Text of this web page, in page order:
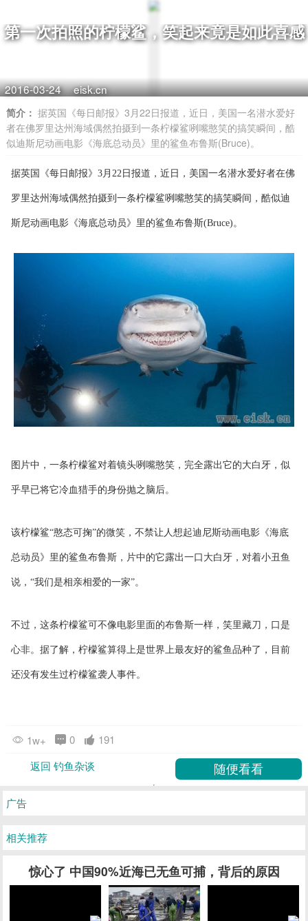
第一次拍照的柠檬鲨，笑起来竟是如此喜感
2016-03-24 eisk.cn
简介： 据英国《每日邮报》3月22日报道，近日，美国一名潜水爱好
者在佛罗里达州海域偶然拍摄到一条柠檬鲨咧嘴憨笑的搞笑瞬间，酷
似迪斯尼动画电影《海底总动员》里的鲨鱼布鲁斯(Bruce)。
据英国《每日邮报》3月22日报道，近日，美国一名潜水爱好者在佛
罗里达州海域偶然拍摄到一条柠檬鲨咧嘴憨笑的搞笑瞬间，酷似迪
斯尼动画电影《海底总动员》里的鲨鱼布鲁斯(Bruce)。
图片中，一条柠檬鲨对着镜头咧嘴憨笑，完全露出它的大白牙，似
乎早已将它冷血猎手的身份抛之脑后。
该柠檬鲨“憨态可掬”的微笑，不禁让人想起迪尼斯动画电影《海底
总动员》里的鲨鱼布鲁斯，片中的它露出一口大白牙，对着小丑鱼
说，“我们是相亲相爱的一家”。
不过，这条柠檬鲨可不像电影里面的布鲁斯一样，笑里藏刀，口是
心非。据了解，柠檬鲨算得上是世界上最友好的鲨鱼品种了，目前
还没有发生过柠檬鲨袭人事件。
1w+ 0
191
返回 钓鱼杂谈
广告
相关推荐
惊心了 中国90%近海已无鱼可捕，背后的原因